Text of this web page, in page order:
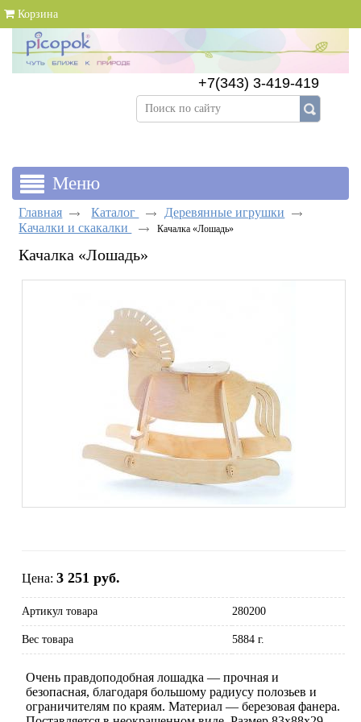
+7(343) 3-419-419
+7(343) 383-89-69
Корзина
Главная Каталог
Деревянные игрушки
Качалки и скакалки
Качалка «Лошадь»
Качалка «Лошадь»
Цена:3 251 руб.
Артикул товара 280200
Вес товара 5884 г.
Очень правдоподобная лошадка — прочная и
безопасная, благодаря большому радиусу полозьев и
ограничителям по краям. Материал — березовая фанера.